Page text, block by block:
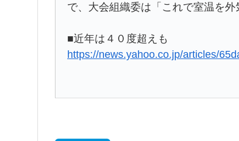
で、大会組織委は「これで室温を
■近年は４０度超えも
https://news.yahoo.co.jp/articles/